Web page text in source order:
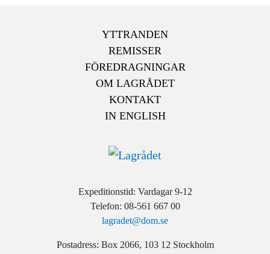
YTTRANDEN
REMISSER
FÖREDRAGNINGAR
OM LAGRÅDET
KONTAKT
IN ENGLISH
Expeditionstid: Vardagar 9-12
Telefon: 08-561 667 00
lagradet@dom.se
Postadress: Box 2066, 103 12 Stockholm